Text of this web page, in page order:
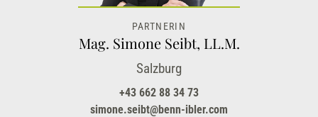
PARTNERIN
Mag. Simone Seibt, LL.M.
Salzburg
+43 662 88 34 73
simone.seibt@benn-ibler.com